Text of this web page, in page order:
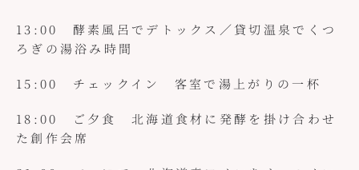
13:00 酵素風呂でデトックス／貸切温泉でくつ
ろぎの湯浴み時間
15:00 チェックイン 客室で湯上がりの一杯
18:00 ご夕食 北海道食材に発酵を掛け合わせ
た創作会席